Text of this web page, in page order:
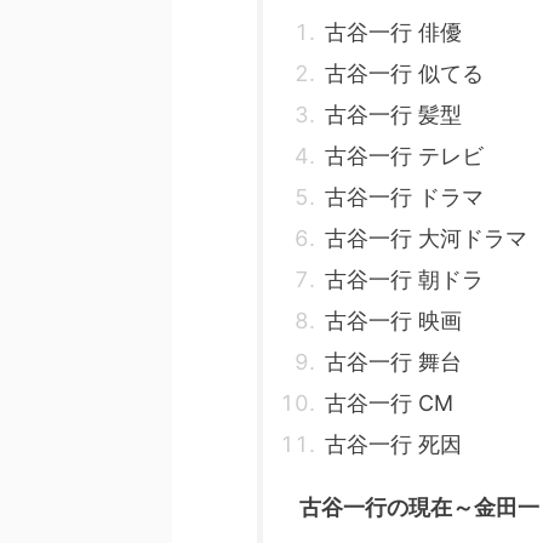
古谷一行 俳優
古谷一行 似てる
古谷一行 髪型
古谷一行 テレビ
古谷一行 ドラマ
古谷一行 大河ドラマ
古谷一行 朝ドラ
古谷一行 映画
古谷一行 舞台
古谷一行 CM
古谷一行 死因
古谷一行の現在～金田